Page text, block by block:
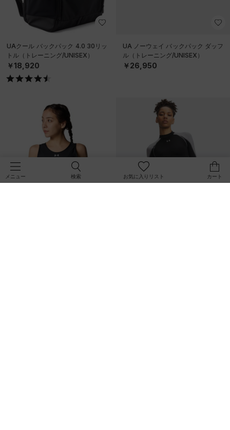
メニュー 検索 お気に入りリスト カート
UAクール バックパック 4.0 30リッ
トル（トレーニング/UNISEX）
￥18,920
UA ノーウェイ バックパック ダッフ
ル（トレーニング/UNISEX）
￥26,950